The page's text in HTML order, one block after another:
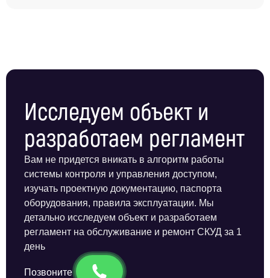
Исследуем объект и
разработаем регламент
Вам не придется вникать в алгоритм работы
системы контроля и управления доступом,
изучать проектную документацию, паспорта
оборудования, правила эксплуатации. Мы
детально исследуем объект и разработаем
регламент на обслуживание и ремонт СКУД за 1
день
Позвоните